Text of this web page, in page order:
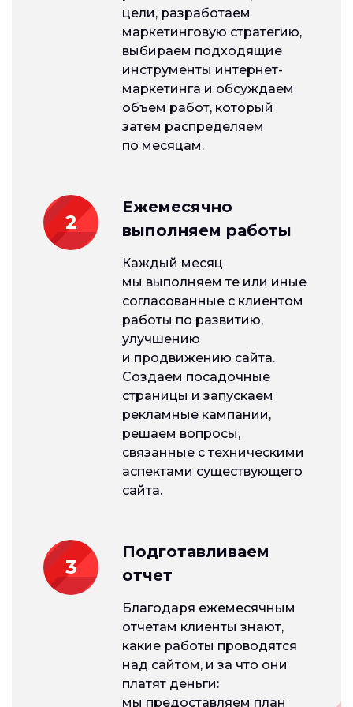
цели, разработаем
маркетинговую стратегию,
выбираем подходящие
инструменты интернет-
маркетинга и обсуждаем
объем работ, который
затем распределяем
по месяцам.
2
Ежемесячно
выполняем работы
Каждый месяц
мы выполняем те или иные
согласованные с клиентом
работы по развитию,
улучшению
и продвижению сайта.
Создаем посадочные
страницы и запускаем
рекламные кампании,
решаем вопросы,
связанные с техническими
аспектами существующего
сайта.
3
Подготавливаем
отчет
Благодаря ежемесячным
отчетам клиенты знают,
какие работы проводятся
над сайтом, и за что они
платят деньги:
мы предоставляем план